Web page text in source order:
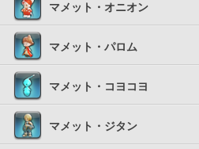
マメット・オニオン
マメット・パロム
マメット・コヨコヨ
マメット・ジタン